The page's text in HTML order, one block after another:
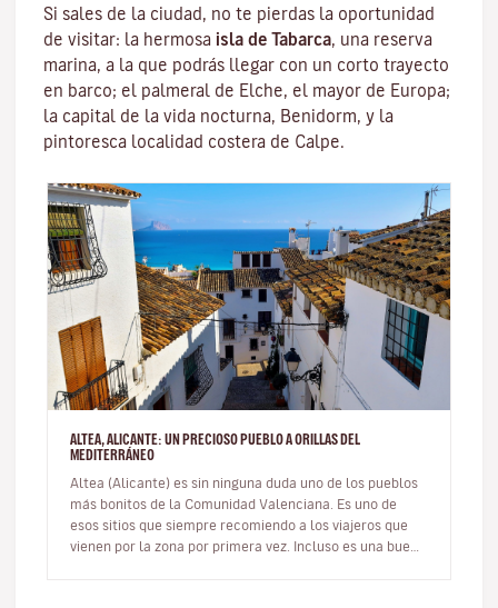
Si sales de la ciudad, no te pierdas la oportunidad
de visitar: la hermosa isla de Tabarca, una reserva
marina, a la que podrás llegar con un corto trayecto
en barco; el palmeral de Elche, el mayor de Europa;
la capital de la vida nocturna, Benidorm, y la
pintoresca localidad costera de Calpe.
ALTEA, ALICANTE: UN PRECIOSO PUEBLO A ORILLAS DEL
MEDITERRÁNEO
Altea (Alicante) es sin ninguna duda uno de los pueblos
más bonitos de la Comunidad Valenciana. Es uno de
esos sitios que siempre recomiendo a los viajeros que
vienen por la zona por primera vez. Incluso es una buena